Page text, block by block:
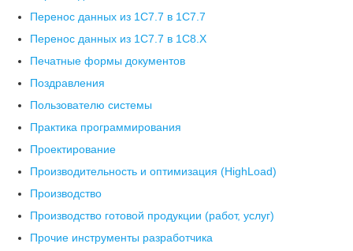
Перенос данных из 1С7.7 в 1C7.7
Перенос данных из 1С7.7 в 1C8.X
Печатные формы документов
Поздравления
Пользователю системы
Практика программирования
Проектирование
Производительность и оптимизация (HighLoad)
Производство
Производство готовой продукции (работ, услуг)
Прочие инструменты разработчика